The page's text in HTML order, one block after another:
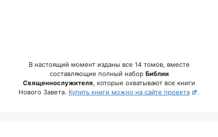
В настоящий момент изданы все 14 томов, вместе
составляющие полный набор Библии
Священнослужителя, которые охватывают все книги
Нового Завета. Купить книги можно на сайте проекта .